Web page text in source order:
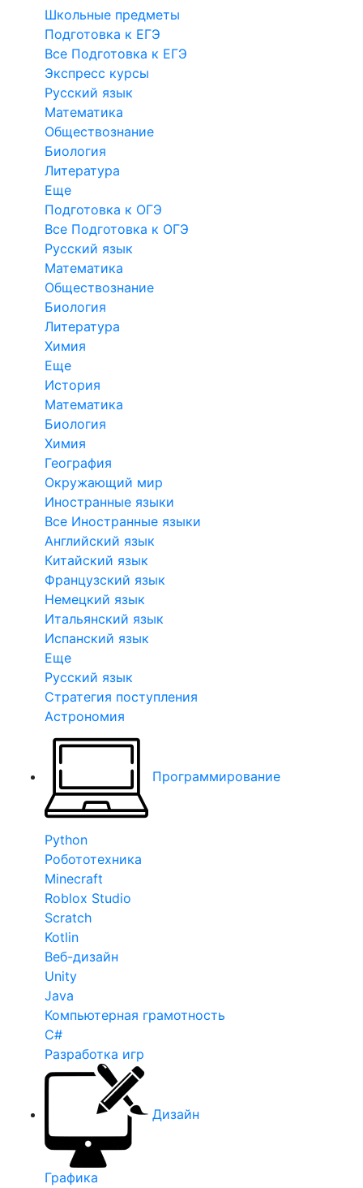
Школьные предметы
Подготовка к ЕГЭ
Все Подготовка к ЕГЭ
Экспресс курсы
Русский язык
Математика
Обществознание
Биология
Литература
Еще
Подготовка к ОГЭ
Все Подготовка к ОГЭ
Русский язык
Математика
Обществознание
Биология
Литература
Химия
Еще
История
Математика
Биология
Химия
География
Окружающий мир
Иностранные языки
Все Иностранные языки
Английский язык
Китайский язык
Французский язык
Немецкий язык
Итальянский язык
Испанский язык
Еще
Русский язык
Стратегия поступления
Астрономия
Программирование
Python
Робототехника
Minecraft
Roblox Studio
Scratch
Kotlin
Веб-дизайн
Unity
Java
Компьютерная грамотность
C#
Разработка игр
Дизайн
Графика